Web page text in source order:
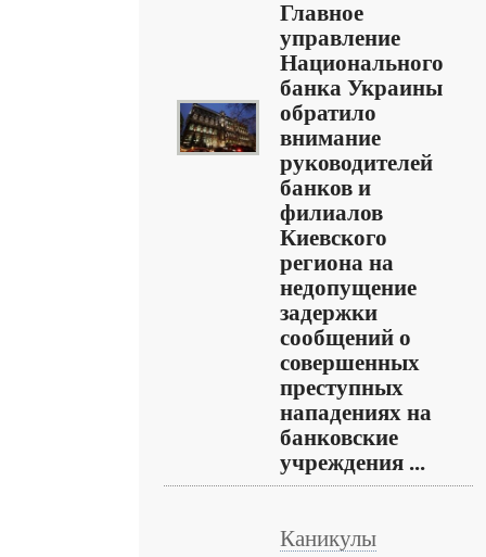
Главное
управление
Национального
банка Украины
обратило
внимание
руководителей
банков и
филиалов
Киевского
региона на
недопущение
задержки
сообщений о
совершенных
преступных
нападениях на
банковские
учреждения ...
Каникулы